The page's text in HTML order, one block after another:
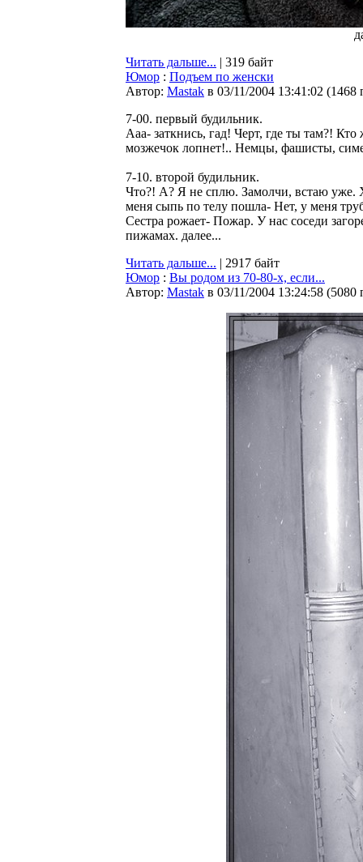
Читать дальше... | 319 байт
Юмор : Подъем по женски
Автор: Мastak в 03/11/2004 13:41:02 (1468
7-00. первый будильник.
Ааа- заткнись, гад! Черт, где ты там?!
мозжечок лопнет!.. Немцы, фашисты,
7-10. второй будильник.
Что?! А? Я не сплю. Замолчи, встаю уже.
меня сыпь по телу пошла- Нет, у меня
Сестра рожает- Пожар. У нас соседи
пижамах. далее...
Читать дальше... | 2917 байт
Юмор : Вы родом из 70-80-х, если...
Автор: Мastak в 03/11/2004 13:24:58 (5080